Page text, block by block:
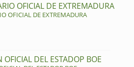
OFICIAL DE EXTREMADURA
OFICIAL DE EXTREMADURA
OFICIAL DEL ESTADOP BOE